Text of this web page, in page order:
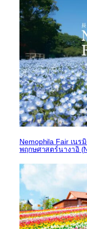
Nemophila Fair เน
พฤกษศาสตร์นางาอิ